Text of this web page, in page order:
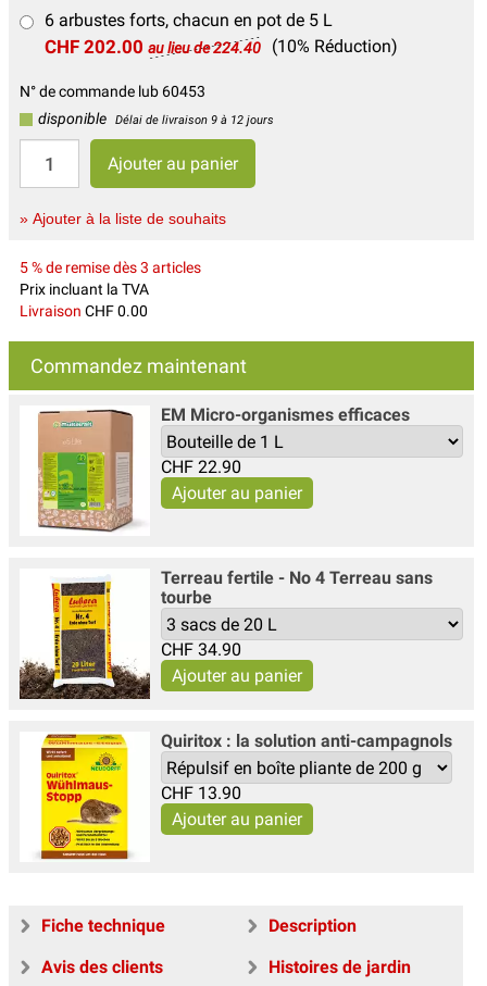
6 arbustes forts, chacun en pot de 5 L
CHF 202.00 au lieu de 224.40 (10% Réduction)
N° de commande lub 60453
disponible
Délai de livraison 9 à 12 jours
» Ajouter à la liste de souhaits
5 % de remise dès 3 articles
Prix incluant la TVA
Livraison CHF 0.00
Commandez maintenant
EM Micro-organismes efficaces
CHF 22.90
Terreau fertile - No 4 Terreau sans
tourbe
CHF 34.90
Quiritox : la solution anti-campagnols
CHF 13.90
Fiche technique
Description
Avis des clients
Histoires de jardin